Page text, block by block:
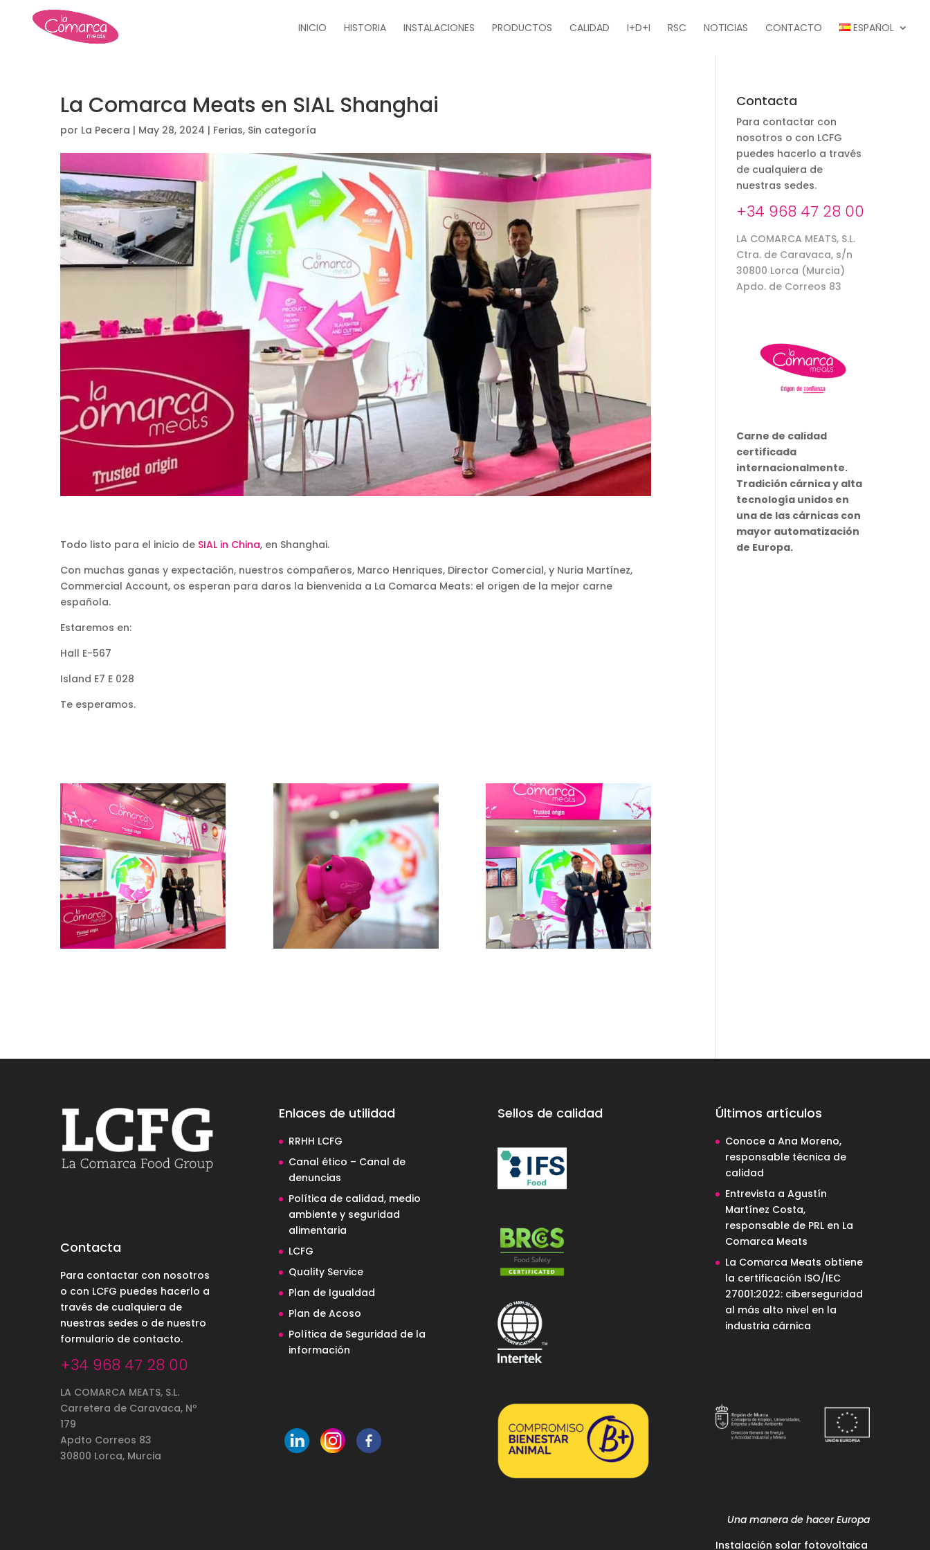
INICIO HISTORIA INSTALACIONES PRODUCTOS CALIDAD I+D+I RSC NOTICIAS CONTACTO ESPAÑOL
La Comarca Meats en SIAL Shanghai
por La Pecera | May 28, 2024 | Ferias, Sin categoría
Todo listo para el inicio de SIAL in China, en Shanghai.
Con muchas ganas y expectación, nuestros compañeros, Marco Henriques, Director Comercial, y Nuria Martínez,
Commercial Account, os esperan para daros la bienvenida a La Comarca Meats: el origen de la mejor carne
española.
Estaremos en:
Hall E-567
Island E7 E 028
Te esperamos.
Contacta
Para contactar con
nosotros o con LCFG
puedes hacerlo a través
de cualquiera de
nuestras sedes.
+34 968 47 28 00
LA COMARCA MEATS, S.L.
Ctra. de Caravaca, s/n
30800 Lorca (Murcia)
Apdo. de Correos 83
Carne de calidad
certificada
internacionalmente.
Tradición cárnica y alta
tecnología unidos en
una de las cárnicas con
mayor automatización
de Europa.
Contacta
Para contactar con nosotros
o con LCFG puedes hacerlo a
través de cualquiera de
nuestras sedes o de nuestro
formulario de contacto.
+34 968 47 28 00
LA COMARCA MEATS, S.L.
Carretera de Caravaca, Nº
179
Apdto Correos 83
30800 Lorca, Murcia
Enlaces de utilidad
RRHH LCFG
Canal ético – Canal de
denuncias
Política de calidad, medio
ambiente y seguridad
alimentaria
LCFG
Quality Service
Plan de Igualdad
Plan de Acoso
Política de Seguridad de la
información
Sellos de calidad Últimos artículos
Conoce a Ana Moreno,
responsable técnica de
calidad
Entrevista a Agustín
Martínez Costa,
responsable de PRL en La
Comarca Meats
La Comarca Meats obtiene
la certificación ISO/IEC
27001:2022: ciberseguridad
al más alto nivel en la
industria cárnica
Una manera de hacer Europa
Instalación solar fotovoltaica